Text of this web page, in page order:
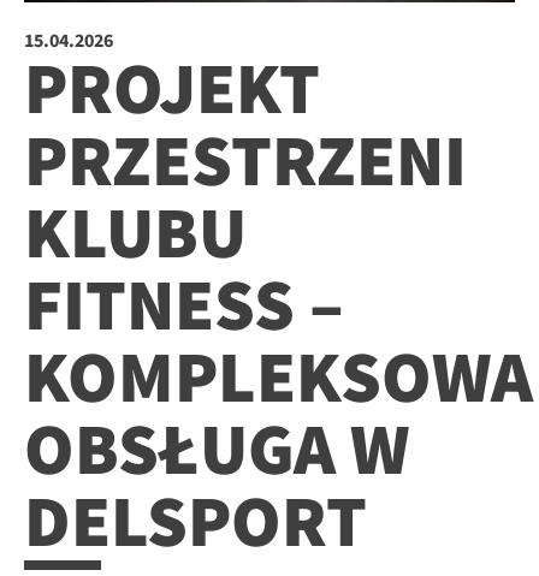
15.04.2026
PROJEKT
PRZESTRZENI
KLUBU
FITNESS –
KOMPLEKSOWA
OBSŁUGA W
DELSPORT